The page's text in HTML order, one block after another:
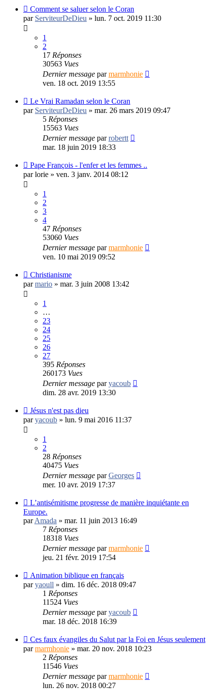
Comment se saluer selon le Coran
par ServiteurDeDieu » lun. 7 oct. 2019 11:30
1
2
17 Réponses
30563 Vues
Dernier message parmarmhonie
ven. 18 oct. 2019 13:55
Le Vrai Ramadan selon le Coran
par ServiteurDeDieu » mar. 26 mars 2019 09:47
5 Réponses
15563 Vues
Dernier message parrobertt
mar. 18 juin 2019 18:33
Pape François - l'enfer et les femmes ..
parlorie » ven. 3 janv. 2014 08:12
1
2
3
4
47 Réponses
53060 Vues
Dernier message parmarmhonie
ven. 10 mai 2019 09:52
Christianisme
parmario » mar. 3 juin 2008 13:42
1
…
23
24
25
26
27
395 Réponses
260173 Vues
Dernier message paryacoub
dim. 28 avr. 2019 13:30
Jésus n'est pas dieu
paryacoub » lun. 9 mai 2016 11:37
1
2
28 Réponses
40475 Vues
Dernier message parGeorges
mer. 10 avr. 2019 17:37
L’antisémitisme progresse de manière inquiétante en
Europe.
parAmada » mar. 11 juin 2013 16:49
7 Réponses
18318 Vues
Dernier message parmarmhonie
jeu. 21 févr. 2019 17:54
Animation biblique en français
paryaoull » dim. 16 déc. 2018 09:47
1 Réponses
11524 Vues
Dernier message paryacoub
mar. 18 déc. 2018 16:39
Ces faux évangiles du Salut par la Foi en Jésus seulement
parmarmhonie » mar. 20 nov. 2018 10:23
2 Réponses
11546 Vues
Dernier message parmarmhonie
lun. 26 nov. 2018 00:27